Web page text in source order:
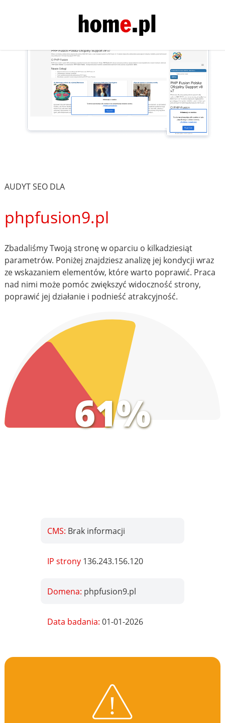
AUDYT SEO DLA
phpfusion9.pl
Zbadaliśmy Twoją stronę w oparciu o kilkadziesiąt
parametrów. Poniżej znajdziesz analizę jej kondycji wraz
ze wskazaniem elementów, które warto poprawić. Praca
nad nimi może pomóc zwiększyć widoczność strony,
poprawić jej działanie i podnieść atrakcyjność.
61%
CMS: Brak informacji
IP strony 136.243.156.120
Domena: phpfusion9.pl
Data badania:01-01-2026